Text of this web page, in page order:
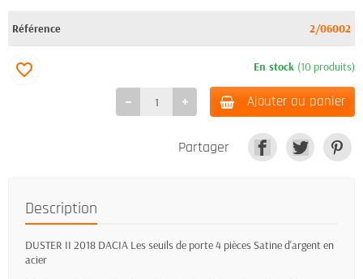
Référence 2/06002
En stock (10 produits)
Ajouter au panier
favorite_border
Partager
Description
DUSTER II 2018 DACIA Les seuils de porte 4 pièces Satine d'argent en
acier